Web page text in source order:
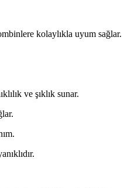
kolaylıkla uyum sağlar.
ve şıklık sunar.